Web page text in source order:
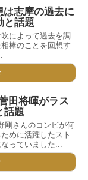
は志摩の過去に
と話題
によって過去を調
棒のことを回想す
田将暉がラス
話題
剛さんのコンビが何
めに活躍したスト
っていました...